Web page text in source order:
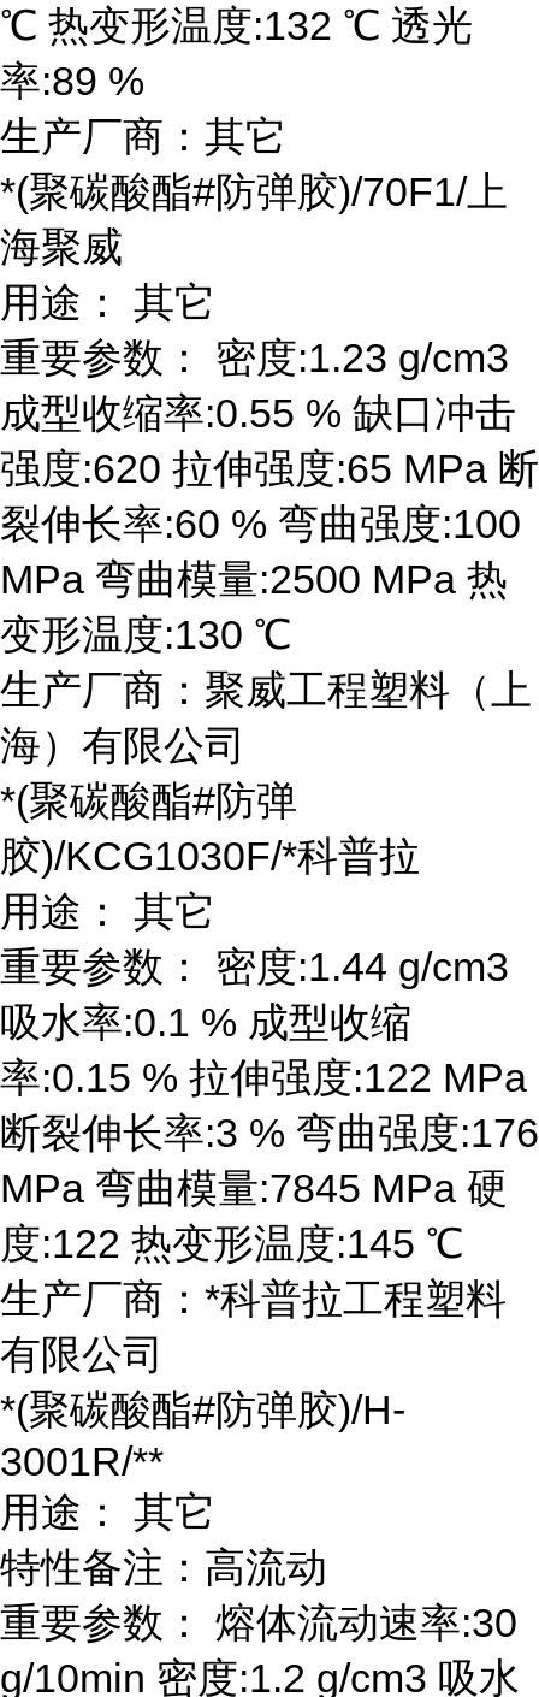
℃ 热变形温度:132 ℃ 透光
率:89 %
生产厂商：其它
*(聚碳酸酯#防弹胶)/70F1/上
海聚威
用途： 其它
重要参数： 密度:1.23 g/cm3
成型收缩率:0.55 % 缺口冲击
强度:620 拉伸强度:65 MPa 断
裂伸长率:60 % 弯曲强度:100
MPa 弯曲模量:2500 MPa 热
变形温度:130 ℃
生产厂商：聚威工程塑料（上
海）有限公司
*(聚碳酸酯#防弹
胶)/KCG1030F/*科普拉
用途： 其它
重要参数： 密度:1.44 g/cm3
吸水率:0.1 % 成型收缩
率:0.15 % 拉伸强度:122 MPa
断裂伸长率:3 % 弯曲强度:176
MPa 弯曲模量:7845 MPa 硬
度:122 热变形温度:145 ℃
生产厂商：*科普拉工程塑料
有限公司
*(聚碳酸酯#防弹胶)/H-
3001R/**
用途： 其它
特性备注：高流动
重要参数： 熔体流动速率:30
g/10min 密度:1.2 g/cm3 吸水